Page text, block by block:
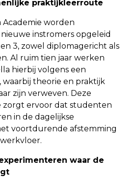
praktijkleerroute
Academie worden
instromers opgeleid
3, zowel diplomagericht als
Al ruim tien jaar werken
hierbij volgens een
theorie en praktijk
zijn verweven. Deze
zorgt ervoor dat studenten
in de dagelijkse
voortdurende afstemming
waar de